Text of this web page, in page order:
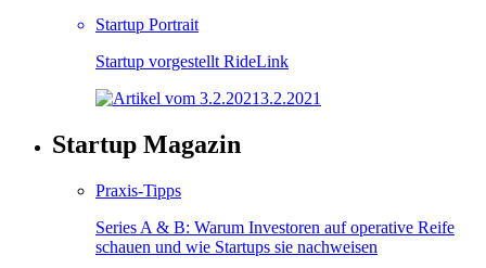
Startup Portrait
Startup vorgestellt RideLink
3.2.2021
Startup Magazin
Praxis-Tipps
Series A & B: Warum Investoren auf operative Reife
schauen und wie Startups sie nachweisen